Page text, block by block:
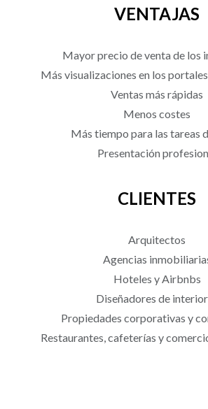
VENTAJAS
Mayor precio de venta de los
Más visualizaciones en los
Ventas más rápidas
Menos costes
Más tiempo para las tareas
Presentación
CLIENTES
Arquitectos
Agencias
Hoteles y Airbnbs
Diseñadores de
Propiedades corporativas y
Restaurantes, cafeterías y